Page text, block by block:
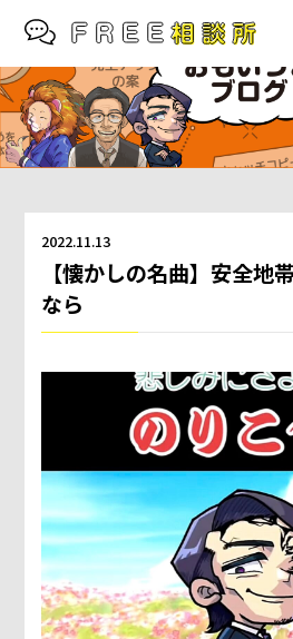
2022.11.13
【懐かしの名曲】安全
なら